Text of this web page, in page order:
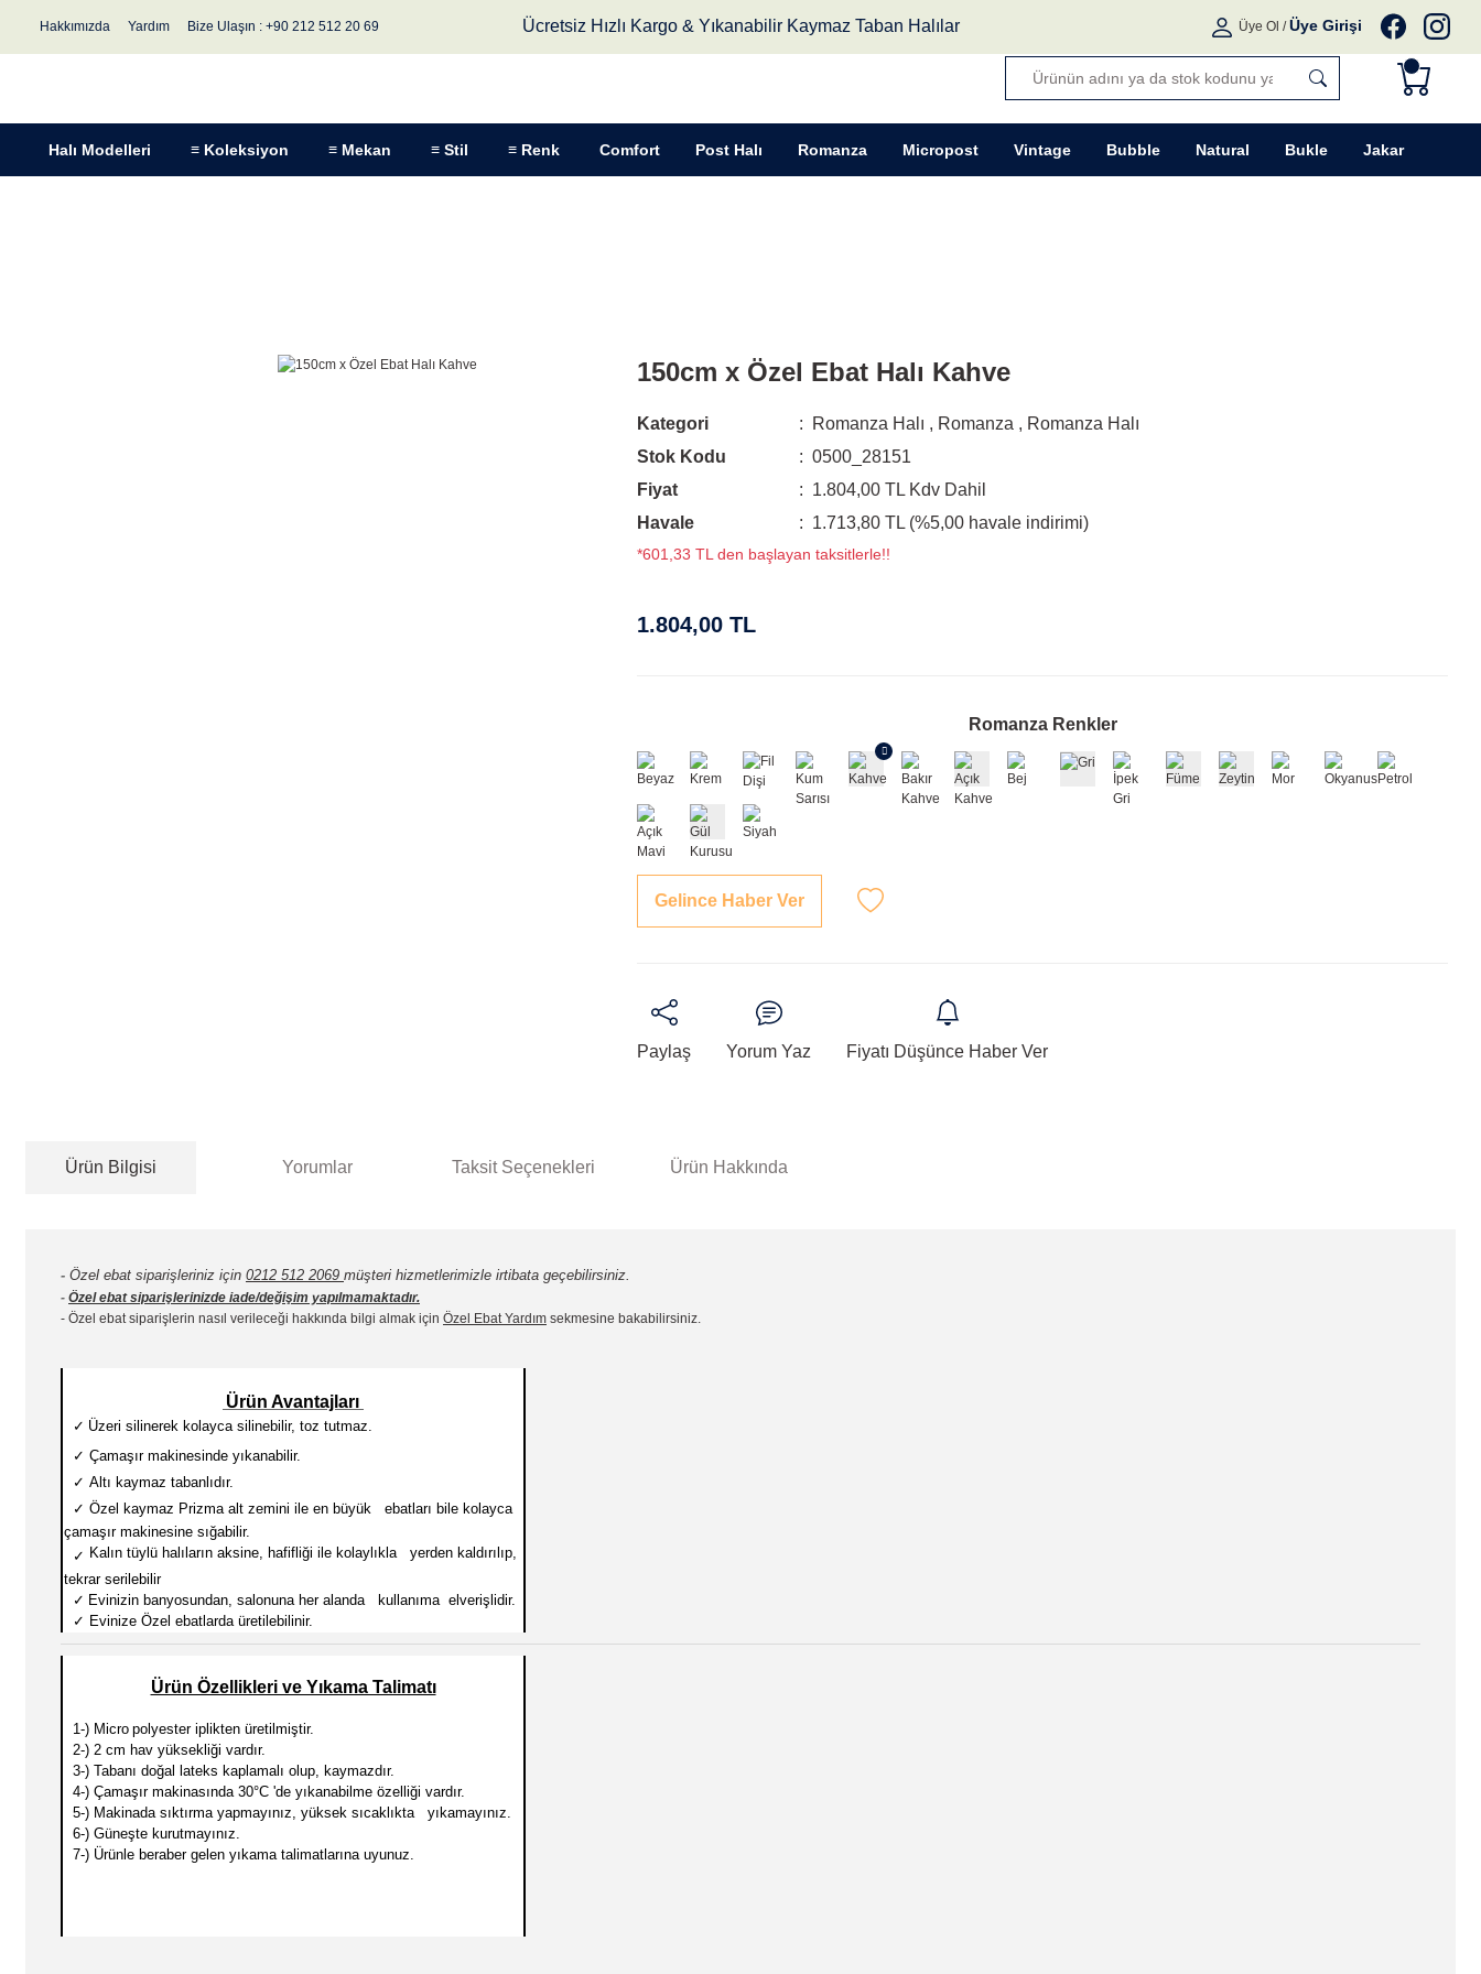
Hakkımızda Yardım Bize Ulaşın : +90 212 512 20 69 Ücretsiz Hızlı Kargo & Yıkanabilir Kaymaz Taban Halılar Üye Ol / Üye Girişi
Halı Modelleri ≡ Koleksiyon ≡ Mekan ≡ Stil ≡ Renk Comfort Post Halı Romanza Micropost Vintage Bubble Natural Bukle Jakar
150cm x Özel Ebat Halı Kahve
Kategori Romanza Halı , Romanza , Romanza Halı
Stok Kodu
0500_28151
Fiyat
1.804,00 TL Kdv Dahil
Havale
1.713,80 TL (%5,00 havale indirimi)
*601,33 TL den başlayan taksitlerle!!
1.804,00 TL
Romanza Renkler
Gelince Haber Ver
Paylaş Yorum Yaz Fiyatı Düşünce Haber Ver
Ürün Bilgisi Yorumlar Taksit Seçenekleri Ürün Hakkında
- Özel ebat siparişleriniz için 0212 512 2069 müşteri hizmetlerimizle irtibata geçebilirsiniz.
- Özel ebat siparişlerinizde iade/değişim yapılmamaktadır.
- Özel ebat siparişlerin nasıl verileceği hakkında bilgi almak için Özel Ebat Yardım sekmesine bakabilirsiniz.
Ürün Avantajları
✓ Üzeri silinerek kolayca silinebilir, toz tutmaz.
✓ Çamaşır makinesinde yıkanabilir.
✓ Altı kaymaz tabanlıdır.
✓ Özel kaymaz Prizma alt zemini ile en büyük ebatları bile kolayca
çamaşır makinesine sığabilir.
✓ Kalın tüylü halıların aksine, hafifliği ile kolaylıkla yerden kaldırılıp,
tekrar serilebilir
✓ Evinizin banyosundan, salonuna her alanda kullanıma elverişlidir.
✓ Evinize Özel ebatlarda üretilebilinir.
Ürün Özellikleri ve Yıkama Talimatı
1-) Micro polyester iplikten üretilmiştir.
2-) 2 cm hav yüksekliği vardır.
3-) Tabanı doğal lateks kaplamalı olup, kaymazdır.
4-) Çamaşır makinasında 30°C 'de yıkanabilme özelliği vardır.
5-) Makinada sıktırma yapmayınız, yüksek sıcaklıkta yıkamayınız.
6-) Güneşte kurutmayınız.
7-) Ürünle beraber gelen yıkama talimatlarına uyunuz.